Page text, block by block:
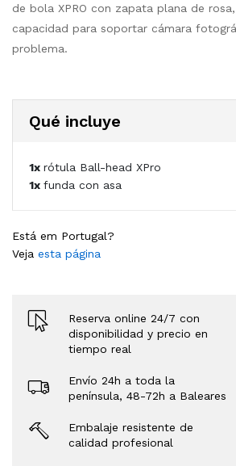
de bola XPRO con zapata plana de
capacidad para soportar cámara
problema.
Reserva online 24/7 con
disponibilidad y precio en
tiempo real
Envío 24h a toda la
península, 48-72h a Baleares
Embalaje resistente de
calidad profesional
Está em Portugal?
Veja esta página
Qué incluye
1x rótula Ball-head XPro
1x funda con asa